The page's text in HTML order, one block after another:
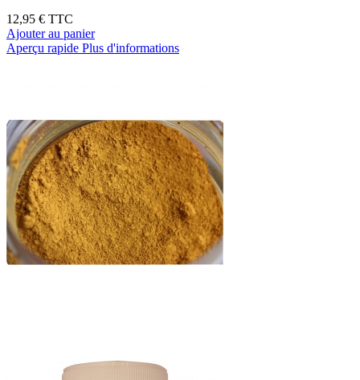
12,95 € TTC
Ajouter au panier
Aperçu rapide Plus d'informations